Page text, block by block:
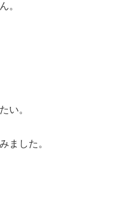
。
い。
ました。